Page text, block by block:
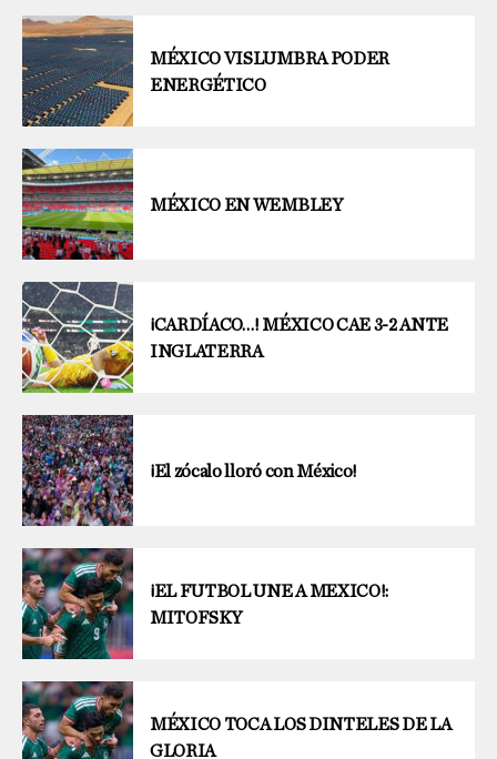
MÉXICO VISLUMBRA PODER
ENERGÉTICO
MÉXICO EN WEMBLEY
¡CARDÍACO…! MÉXICO CAE 3-2 ANTE
INGLATERRA
¡El zócalo lloró con México!
¡EL FUTBOL UNE A MEXICO!:
MITOFSKY
MÉXICO TOCA LOS DINTELES DE LA
GLORIA